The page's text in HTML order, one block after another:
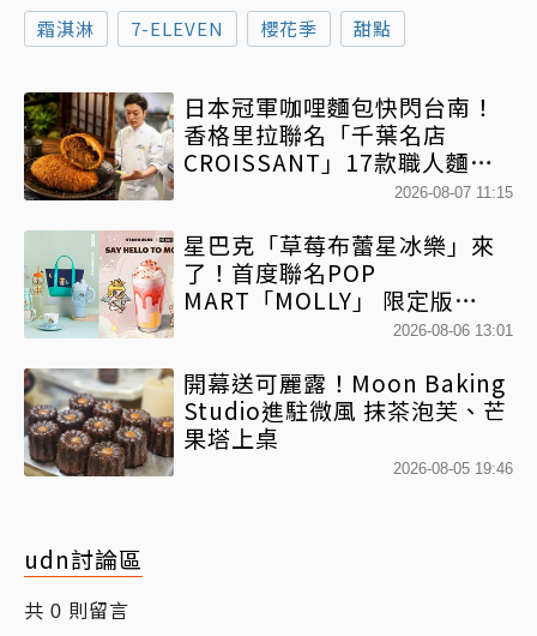
霜淇淋 7-ELEVEN 櫻花季 甜點
日本冠軍咖哩麵包快閃台南！
香格里拉聯名「千葉名店
CROISSANT」17款職人麵包
2026-08-07 11:15
星巴克「草莓布蕾星冰樂」來
了！首度聯名POP
MART「MOLLY」 限定版
「MOLLYｘBearista小熊杯」
2026-08-06 13:01
開幕送可麗露！Moon Baking
Studio進駐微風 抹茶泡芙、芒
果塔上桌
2026-08-05 19:46
udn討論區
共 0 則留言